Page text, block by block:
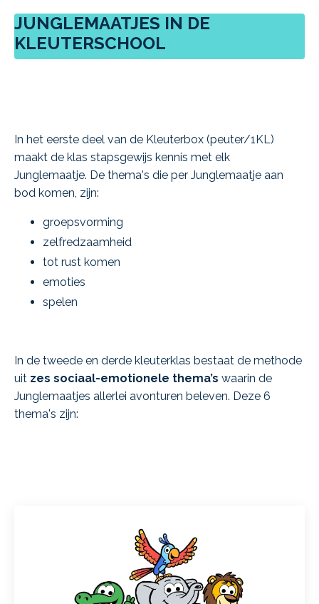
JUNGLEMAATJES IN DE
KLEUTERSCHOOL
In het eerste deel van de Kleuterbox (peuter/1KL)
maakt de klas stapsgewijs kennis met elk
Junglemaatje. De thema's die per Junglemaatje aan
bod komen, zijn:
groepsvorming
zelfredzaamheid
tot rust komen
emoties
spelen
In de tweede en derde kleuterklas bestaat de methode
uit zes sociaal-emotionele thema’s waarin de
Junglemaatjes allerlei avonturen beleven. Deze 6
thema's zijn: